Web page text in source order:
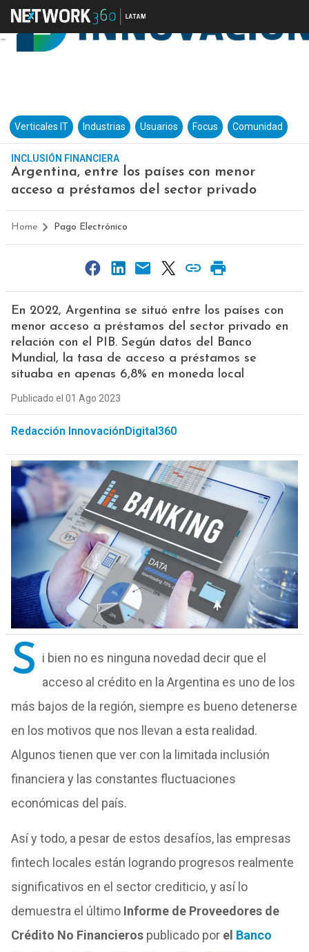
Verticales IT Industrias Usuarios Focus Comunidad
INCLUSIÓN FINANCIERA
Argentina, entre los países con menor
acceso a préstamos del sector privado
Home Pago Electrónico
En 2022, Argentina se situó entre los países con
menor acceso a préstamos del sector privado en
relación con el PIB. Según datos del Banco
Mundial, la tasa de acceso a préstamos se
situaba en apenas 6,8% en moneda local
Publicado el 01 Ago 2023
Redacción InnovaciónDigital360
S i bien no es ninguna novedad decir que el
acceso al crédito en la Argentina es uno de los
más bajos de la región, siempre es bueno detenerse
en los motivos que nos llevan a esta realidad.
Algunos tienen que ver con la limitada inclusión
financiera y las constantes fluctuaciones
económicas del país.
Así y todo, a pesar de estos desafíos, las empresas
fintech locales están logrando progresos realmente
significativos en el sector crediticio, y así lo
demuestra el últimoInforme de Proveedores de
Crédito No Financieros publicado por el Banco